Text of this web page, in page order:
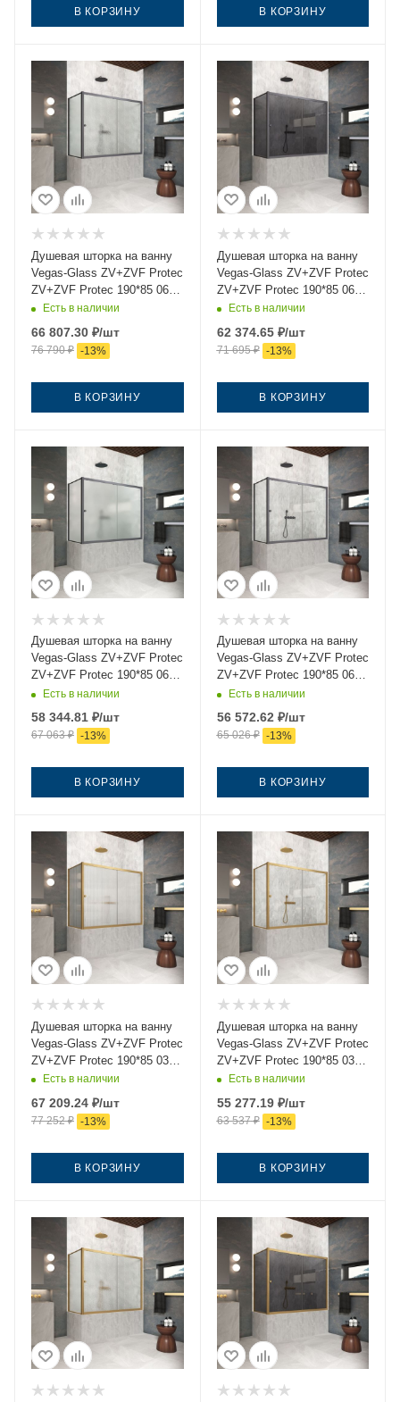
В КОРЗИНУ В КОРЗИНУ
Душевая шторка на ванну
Vegas-Glass ZV+ZVF Protec
ZV+ZVF Protec 190*85 06
02 190х140 стекло
вороненая сталь
ориентация универсальная
Есть в наличии
66 807.30 ₽/шт
76 790₽ -13%
В КОРЗИНУ
Душевая шторка на ванну
Vegas-Glass ZV+ZVF Protec
ZV+ZVF Protec 190*85 06
07 190х140 стекло
вороненая сталь
ориентация универсальная
Есть в наличии
62 374.65₽/шт
71 695₽ -13%
В КОРЗИНУ
Душевая шторка на ванну
Vegas-Glass ZV+ZVF Protec
ZV+ZVF Protec 190*85 06
10 190х140 стекло матовое
профиль вороненая сталь
ориентация универсальная
Есть в наличии
58 344.81 ₽/шт
67 063₽ -13%
В КОРЗИНУ
Душевая шторка на ванну
Vegas-Glass ZV+ZVF Protec
ZV+ZVF Protec 190*85 06
01 190х140 стекло
прозрачное профиль
вороненая сталь
ориентация универсальная
Есть в наличии
56 572.62 ₽/шт
65 026₽ -13%
В КОРЗИНУ
Душевая шторка на ванну
Vegas-Glass ZV+ZVF Protec
ZV+ZVF Protec 190*85 03
Moru 190х140 стекло
ориентация универсальная
Есть в наличии
67 209.24 ₽/шт
77 252₽ -13%
В КОРЗИНУ
Душевая шторка на ванну
Vegas-Glass ZV+ZVF Protec
ZV+ZVF Protec 190*85 03
crystalvision 190х140
профиль золото
ориентация универсальная
Есть в наличии
55 277.19₽/шт
63 537₽ -13%
В КОРЗИНУ